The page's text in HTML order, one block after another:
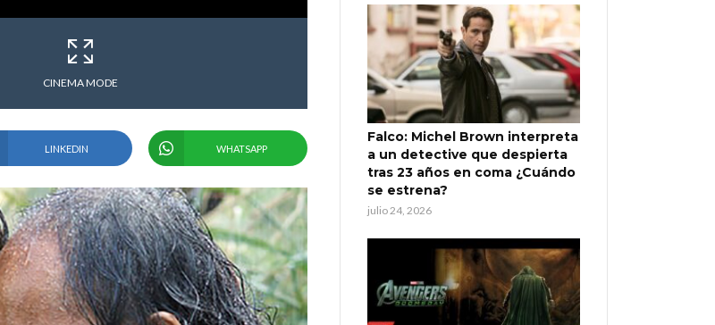
CINEMA MODE
LINKEDIN WHATSAPP
Falco: Michel Brown interpreta
a un detective que despierta
tras 23 años en coma ¿Cuándo
se estrena?
julio 24, 2026